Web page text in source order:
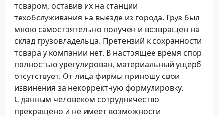
товаром, оставив их на станции
техобслуживания на выезде из города. Груз был
мною самостоятельно получен и возвращен на
склад грузовладельца. Претензий к сохранности
товара у компании нет. В настоящее время спор
полностью урегулирован, материальный ущерб
отсутствует. От лица фирмы приношу свои
извинения за некорректную формулировку.
С данным человеком сотрудничество
прекращено и не имеет возможности